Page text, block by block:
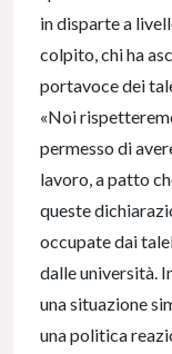
in disparte a
colpito, chi ha
portavoce dei
«Noi
permesso di
lavoro, a patto
queste
occupate dai
dalle università.
una situazione
una politica